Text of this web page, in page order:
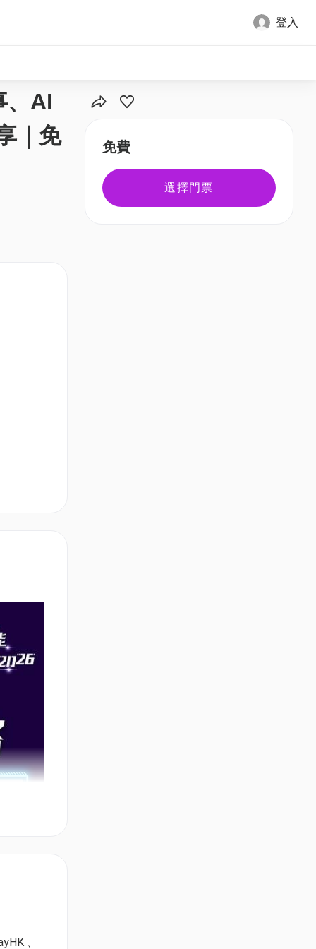
登入
、AI
｜免
免費
選擇門票